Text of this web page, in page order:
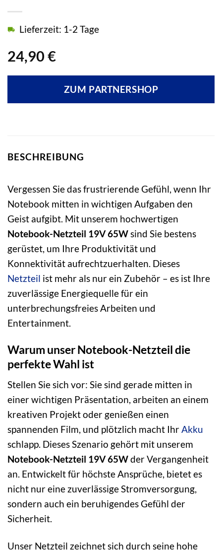
24,90 €
Lieferzeit: 1-2 Tage
ZUM PARTNERSHOP
BESCHREIBUNG
Vergessen Sie das frustrierende Gefühl, wenn Ihr
Notebook mitten in wichtigen Aufgaben den
Geist aufgibt. Mit unserem hochwertigen
Notebook-Netzteil 19V 65W sind Sie bestens
gerüstet, um Ihre Produktivität und
Konnektivität aufrechtzuerhalten. Dieses
Netzteil ist mehr als nur ein Zubehör – es ist Ihre
zuverlässige Energiequelle für ein
unterbrechungsfreies Arbeiten und
Entertainment.
Warum unser Notebook-Netzteil die
perfekte Wahl ist
Stellen Sie sich vor: Sie sind gerade mitten in
einer wichtigen Präsentation, arbeiten an einem
kreativen Projekt oder genießen einen
spannenden Film, und plötzlich macht IhrAkku
schlapp. Dieses Szenario gehört mit unserem
Notebook-Netzteil 19V 65Wder Vergangenheit
an. Entwickelt für höchste Ansprüche, bietet es
nicht nur eine zuverlässige Stromversorgung,
sondern auch ein beruhigendes Gefühl der
Sicherheit.
Unser Netzteil zeichnet sich durch seine hohe